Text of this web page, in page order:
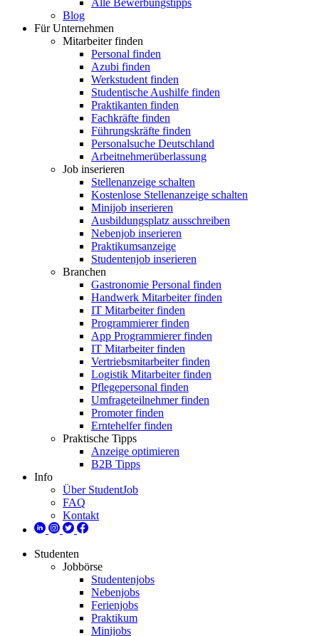
Alle Bewerbungstipps
Blog
Für Unternehmen
Mitarbeiter finden
Personal finden
Azubi finden
Werkstudent finden
Studentische Aushilfe finden
Praktikanten finden
Fachkräfte finden
Führungskräfte finden
Personalsuche Deutschland
Arbeitnehmerüberlassung
Job inserieren
Stellenanzeige schalten
Kostenlose Stellenanzeige schalten
Minijob inserieren
Ausbildungsplatz ausschreiben
Nebenjob inserieren
Praktikumsanzeige
Studentenjob inserieren
Branchen
Gastronomie Personal finden
Handwerk Mitarbeiter finden
IT Mitarbeiter finden
Programmierer finden
App Programmierer finden
IT Mitarbeiter finden
Vertriebsmitarbeiter finden
Logistik Mitarbeiter finden
Pflegepersonal finden
Umfrageteilnehmer finden
Promoter finden
Erntehelfer finden
Praktische Tipps
Anzeige optimieren
B2B Tipps
Info
Über StudentJob
FAQ
Kontakt
Studenten
Jobbörse
Studentenjobs
Nebenjobs
Ferienjobs
Praktikum
Minijobs